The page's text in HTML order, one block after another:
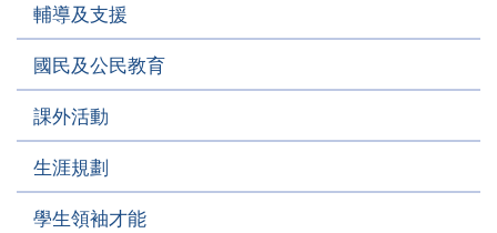
輔導及支援
國民及公民教育
課外活動
生涯規劃
學生領袖才能